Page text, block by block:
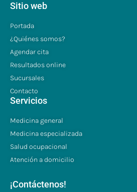
Sitio web
Portada
¿Quiénes somos?
Agendar cita
Resultados online
Sucursales
Contacto
Servicios
Medicina general
Medicina especializada
Salud ocupacional
Atención a domicilio
¡Contáctenos!